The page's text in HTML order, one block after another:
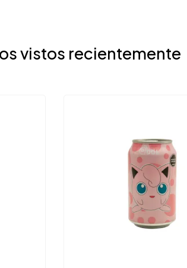
vistos recientemente